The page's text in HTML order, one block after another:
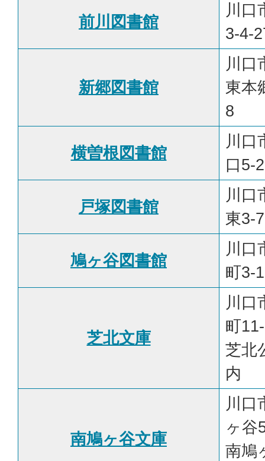
前川図書館
川口
3-4-
新郷図書館
川口
東本
8
横曽根図書館
川口
口5-
戸塚図書館
川口
東3-
鳩ヶ谷図書館
川口
町3-
芝北文庫
川口
町
芝北
内
南鳩ヶ谷文庫
川口
ヶ谷
南鳩